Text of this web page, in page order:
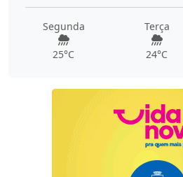
Segunda
25°C
Terça
24°C